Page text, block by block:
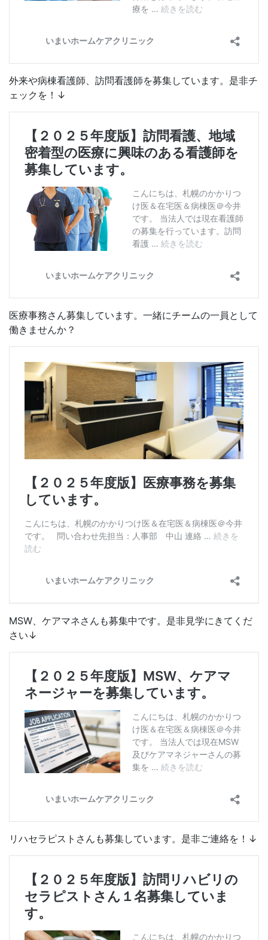
外来や病棟看護師、訪問看護師を募集しています。是非チ
ェックを！↓
医療事務さん募集しています。一緒にチームの一員として
働きませんか？
MSW、ケアマネさんも募集中です。是非見学にきてくだ
さい↓
リハセラピストさんも募集しています。是非ご連絡を！↓